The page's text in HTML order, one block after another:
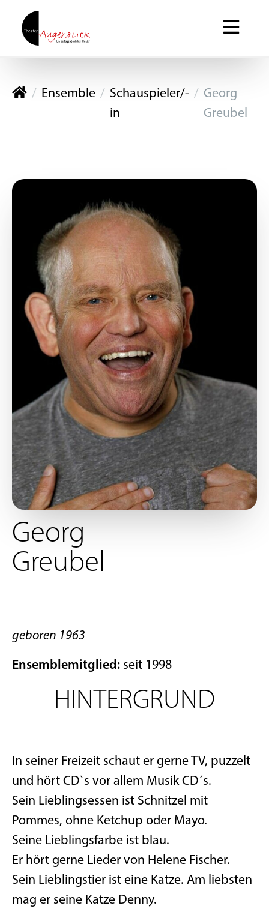
Theater Augenblick
Ensemble
Schauspieler/-
in
Georg
Greubel
Georg
Greubel
geboren 1963
Ensemblemitglied: seit 1998
HINTERGRUND
In seiner Freizeit schaut er gerne TV, puzzelt
und hört CD`s vor allem Musik CD´s.
Sein Lieblingsessen ist Schnitzel mit
Pommes, ohne Ketchup oder Mayo.
Seine Lieblingsfarbe ist blau.
Er hört gerne Lieder von Helene Fischer.
Sein Lieblingstier ist eine Katze. Am liebsten
mag er seine Katze Denny.